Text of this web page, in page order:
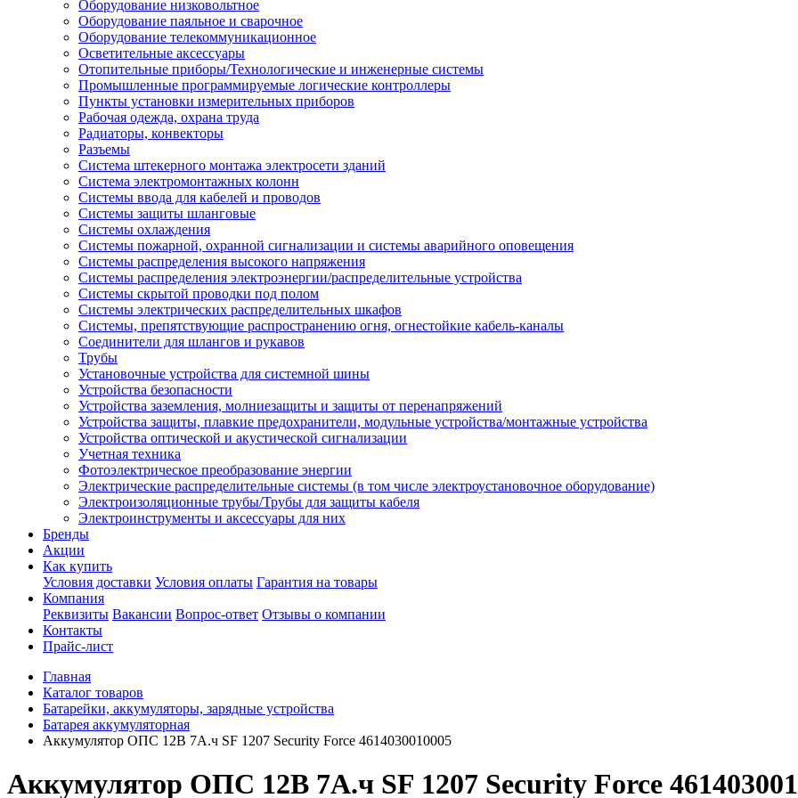
Оборудование низковольтное
Оборудование паяльное и сварочное
Оборудование телекоммуникационное
Осветительные аксессуары
Отопительные приборы/Технологические и инженерные системы
Промышленные программируемые логические контроллеры
Пункты установки измерительных приборов
Рабочая одежда, охрана труда
Радиаторы, конвекторы
Разъемы
Система штекерного монтажа электросети зданий
Система электромонтажных колонн
Системы ввода для кабелей и проводов
Системы защиты шланговые
Системы охлаждения
Системы пожарной, охранной сигнализации и системы аварийного оповещения
Системы распределения высокого напряжения
Системы распределения электроэнергии/распределительные устройства
Системы скрытой проводки под полом
Системы электрических распределительных шкафов
Системы, препятствующие распространению огня, огнестойкие кабель-каналы
Соединители для шлангов и рукавов
Трубы
Установочные устройства для системной шины
Устройства безопасности
Устройства заземления, молниезащиты и защиты от перенапряжений
Устройства защиты, плавкие предохранители, модульные устройства/монтажные устройства
Устройства оптической и акустической сигнализации
Учетная техника
Фотоэлектрическое преобразование энергии
Электрические распределительные системы (в том числе электроустановочное оборудование)
Электроизоляционные трубы/Трубы для защиты кабеля
Электроинструменты и аксессуары для них
Бренды
Акции
Как купить
Условия доставки Условия оплаты Гарантия на товары
Компания
Реквизиты Вакансии Вопрос-ответ Отзывы о компании
Контакты
Прайс-лист
Главная
Каталог товаров
Батарейки, аккумуляторы, зарядные устройства
Батарея аккумуляторная
Аккумулятор ОПС 12В 7А.ч SF 1207 Security Force 4614030010005
Аккумулятор ОПС 12В 7А.ч SF 1207 Security Force